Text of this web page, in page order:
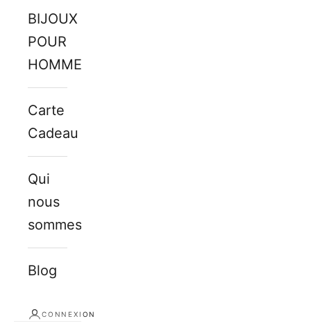
BIJOUX
POUR
HOMMES
Carte
Cadeau
Qui
nous
sommes
Blog
CONNEXION